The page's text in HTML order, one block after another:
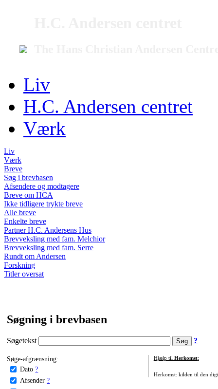
Liv
H.C. Andersen centret
Værk
Liv
Værk
Breve
Søg i brevbasen
Afsendere og modtagere
Breve om HCA
Ikke tidligere trykte breve
Alle breve
Enkelte breve
Partner H.C. Andersens Hus
Brevveksling med fam. Melchior
Brevveksling med fam. Serre
Rundt om Andersen
Forskning
Titler oversat
Søgning i brevbasen
Søgetekst ?
Søge-afgrænsning:
Dato ?
Afsender ?
Hjælp til Herkomst:
Herkomst: kilden til den